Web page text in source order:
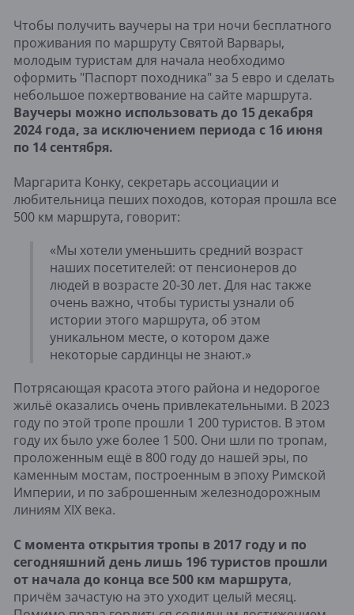
Чтобы получить ваучеры на три ночи бесплатного
проживания по маршруту Святой Варвары,
молодым туристам для начала необходимо
оформить "Паспорт походника" за 5 евро и сделать
небольшое пожертвование на сайте маршрута.
Ваучеры можно использовать до 15 декабря
2024 года, за исключением периода с 16 июня
по 14 сентября.
Маргарита Конку, секретарь ассоциации и
любительница пеших походов, которая прошла все
500 км маршрута, говорит:
«Мы хотели уменьшить средний возраст
наших посетителей: от пенсионеров до
людей в возрасте 20-30 лет. Для нас также
очень важно, чтобы туристы узнали об
истории этого маршрута, об этом
уникальном месте, о котором даже
некоторые сардинцы не знают.»
Потрясающая красота этого района и недорогое
жильё оказались очень привлекательными. В 2023
году по этой тропе прошли 1 200 туристов. В этом
году их было уже более 1 500. Они шли по тропам,
проложенным ещё в 800 году до нашей эры, по
каменным мостам, построенным в эпоху Римской
Империи, и по заброшенным железнодорожным
линиям XIX века.
С момента открытия тропы в 2017 году и по
сегодняшний день лишь 196 туристов прошли
от начала до конца все 500 км маршрута,
причём зачастую на это уходит целый месяц.